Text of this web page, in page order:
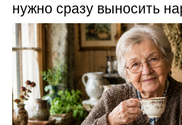
нужно сразу выносить